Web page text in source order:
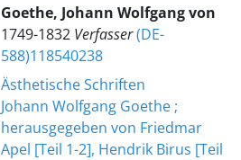
Goethe, Johann Wolfgang von
1749-1832 Verfasser(DE-
588)118540238
Ästhetische Schriften
Johann Wolfgang Goethe ;
herausgegeben von Friedmar
Apel [Teil 1-2], Hendrik Birus [Teil